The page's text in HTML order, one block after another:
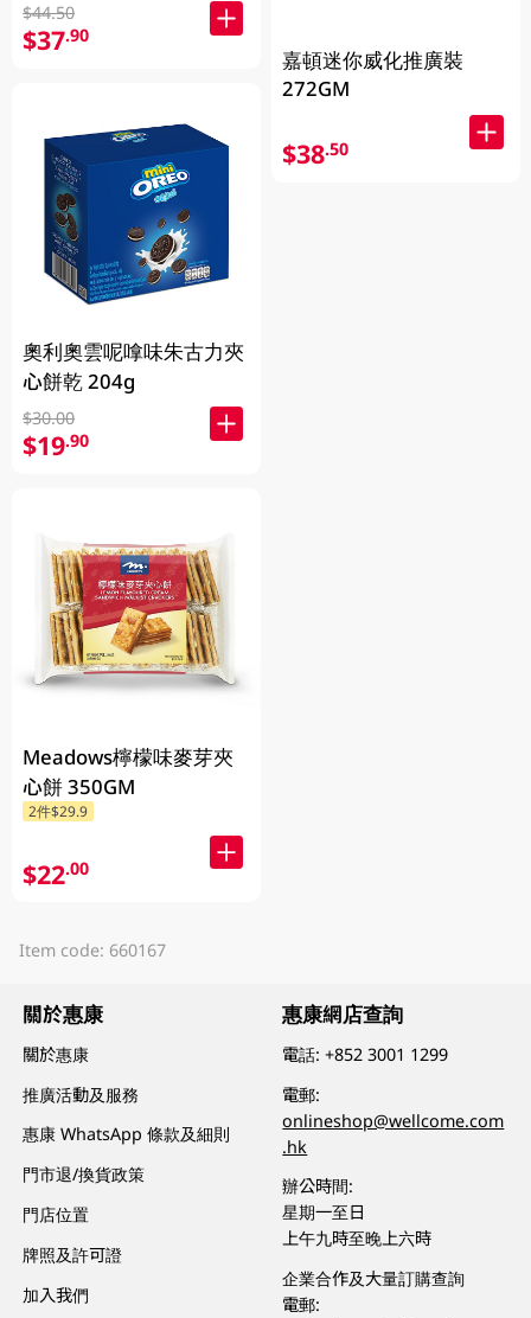
$44.50
$37.90
奧利奧雲呢嗱味朱古力夾
心餅乾 204g
$30.00
$19.90
Meadows檸檬味麥芽夾
心餅 350GM
2件$29.9
$22.00
嘉頓迷你威化推廣裝
272GM
$38.50
Item code: 660167
關於惠康
關於惠康
推廣活動及服務
惠康 WhatsApp 條款及細則
門市退/換貨政策
門店位置
牌照及許可證
加入我們
惠康網店查詢
電話:+852 3001 1299
電郵:
onlineshop@wellcome.com
.hk
辦公時間:
星期一至日
上午九時至晚上六時
企業合作及大量訂購查詢
電郵: